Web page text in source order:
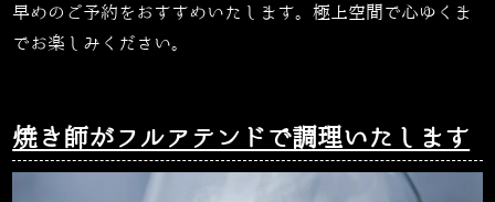
早めのご予約をおすすめいたします。極上空間で心ゆくま
でお楽しみください。
焼き師がフルアテンドで調理いたします